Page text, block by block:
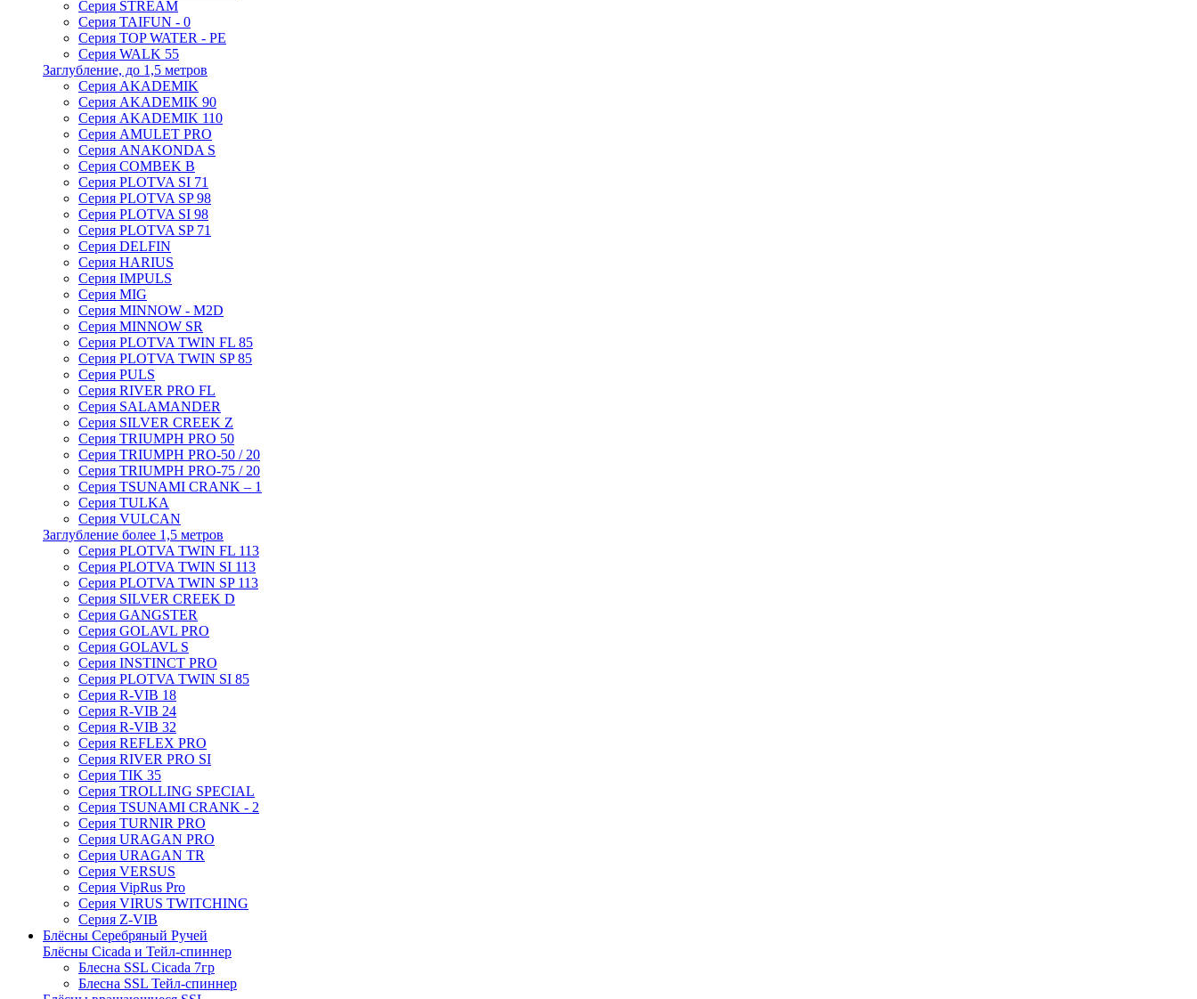
Серия STREAM
Серия TAIFUN - 0
Серия TOP WATER - PE
Серия WALK 55
Заглубление, до 1,5 метров
Серия AKADEMIK
Серия AKADEMIK 90
Серия AKADEMIK 110
Серия AMULET PRO
Серия ANAKONDA S
Серия COMBEK B
Серия PLOTVA SI 71
Серия PLOTVA SP 98
Серия PLOTVA SI 98
Серия PLOTVA SP 71
Серия DELFIN
Серия HARIUS
Серия IMPULS
Серия MIG
Серия MINNOW - M2D
Серия MINNOW SR
Серия PLOTVA TWIN FL 85
Серия PLOTVA TWIN SP 85
Серия PULS
Серия RIVER PRO FL
Серия SALAMANDER
Серия SILVER CREEK Z
Серия TRIUMPH PRO 50
Серия TRIUMPH PRO-50 / 20
Серия TRIUMPH PRO-75 / 20
Серия TSUNAMI CRANK – 1
Серия TULKA
Серия VULCAN
Заглубление более 1,5 метров
Серия PLOTVA TWIN FL 113
Серия PLOTVA TWIN SI 113
Серия PLOTVA TWIN SP 113
Серия SILVER CREEK D
Серия GANGSTER
Серия GOLAVL PRO
Серия GOLAVL S
Серия INSTINCT PRO
Серия PLOTVA TWIN SI 85
Серия R-VIB 18
Серия R-VIB 24
Серия R-VIB 32
Серия REFLEX PRO
Серия RIVER PRO SI
Серия TIK 35
Серия TROLLING SPECIAL
Серия TSUNAMI CRANK - 2
Серия TURNIR PRO
Серия URAGAN PRO
Серия URAGAN TR
Серия VERSUS
Серия VipRus Pro
Серия VIRUS TWITCHING
Серия Z-VIB
Блёсны Серебряный Ручей
Блёсны Cicada и Тейл-спиннер
Блесна SSL Cicada 7гр
Блесна SSL Тейл-спиннер